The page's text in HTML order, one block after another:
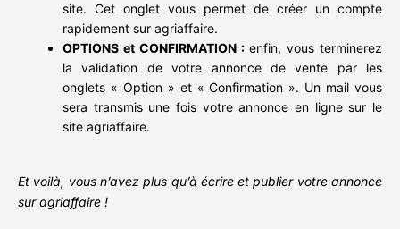
site. Cet onglet vous permet de créer un compte
rapidement sur agriaffaire.
OPTIONS et CONFIRMATION :enfin, vous terminerez
la validation de votre annonce de vente par les
onglets « Option » et « Confirmation ». Un mail vous
sera transmis une fois votre annonce en ligne sur le
site agriaffaire.
Et voilà, vous n’avez plus qu’à écrire et publier votre annonce
sur agriaffaire !